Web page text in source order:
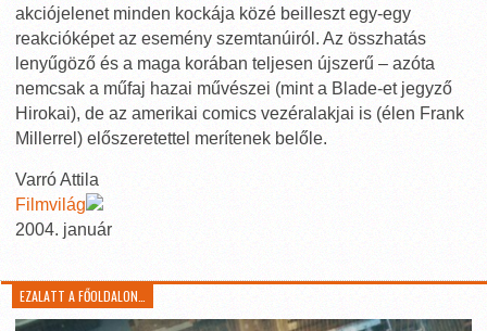
akciójelenet minden kockája közé beilleszt egy-egy
reakcióképet az esemény szemtanúiról. Az összhatás
lenyűgöző és a maga korában teljesen újszerű – azóta
nemcsak a műfaj hazai művészei (mint a Blade-et jegyző
Hirokai), de az amerikai comics vezéralakjai is (élen Frank
Millerrel) előszeretettel merítenek belőle.
Varró Attila
Filmvilág
2004. január
EZALATT A FŐOLDALON…